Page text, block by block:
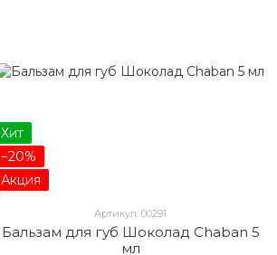
Хит
−20%
Акция
Артикул: 00291
Бальзам для губ Шоколад Chaban 5
мл